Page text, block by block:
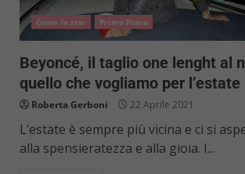
Come le star Primo Piano
Beyoncé, il taglio one lenght al
quello che vogliamo per l’estate
Roberta Gerboni 22 Aprile 2021
L’estate è sempre più vicina e ci si
alla spensieratezza e alla gioia. I...